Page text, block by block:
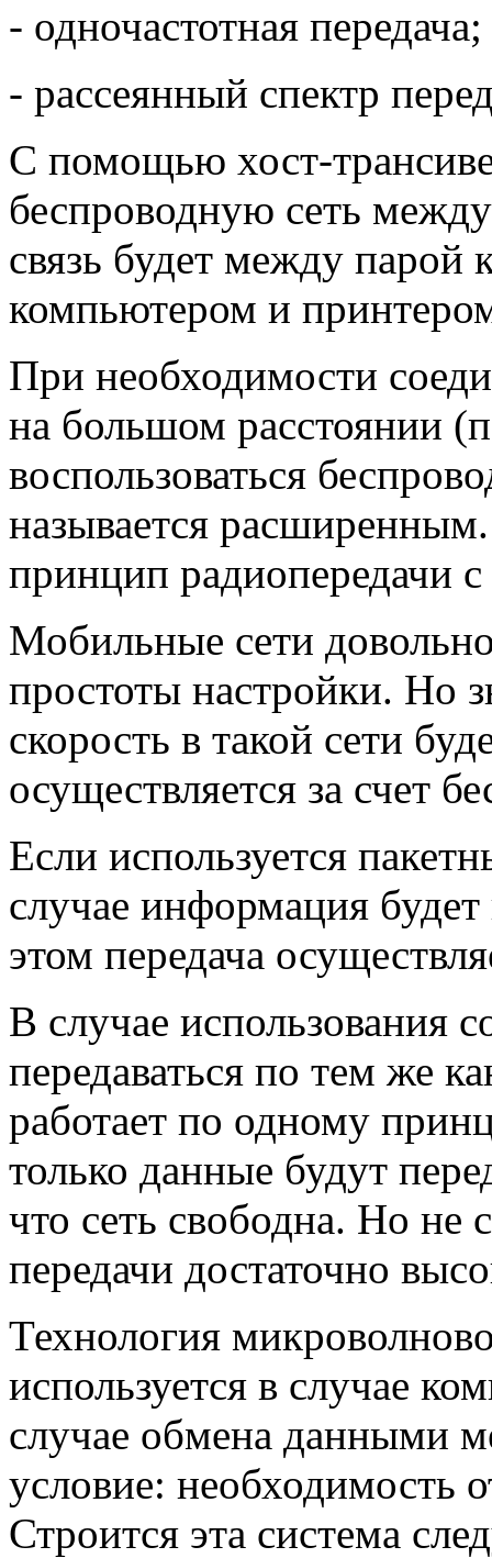
- одночастотная передача;
- рассеянный спектр
С помощью хост-
беспроводную сеть
связь будет между
компьютером и
При необходимости
на большом расстоянии
воспользоваться
называется
принцип радиопередачи
Мобильные сети
простоты настройки. Но
скорость в такой сети
осуществляется за счет
Если используется
случае информация
этом передача
В случае использования
передаваться по тем же
работает по одному
только данные будут
что сеть свободна. Но не
передачи достаточно
Технология
используется в случае
случае обмена данными
условие: необходимость
Строится эта система